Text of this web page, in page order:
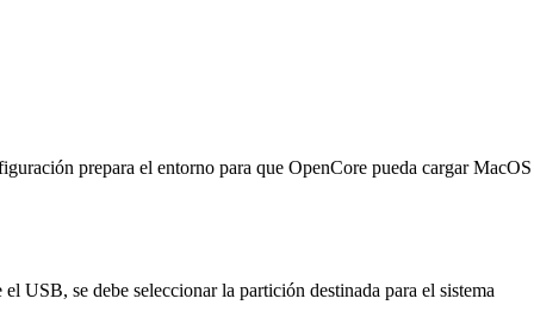
prepara el entorno para que OpenCore pueda cargar MacOS
USB, se debe seleccionar la partición destinada para el sistema